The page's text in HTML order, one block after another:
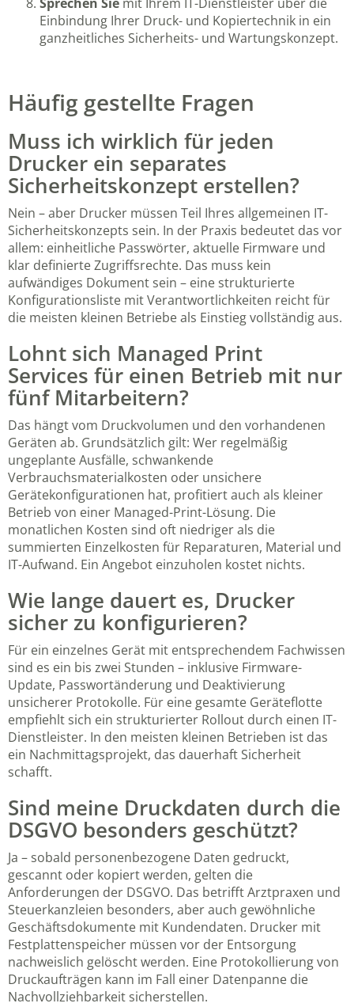
Einbindung Ihrer Druck- und Kopiertechnik in ein
ganzheitliches Sicherheits- und Wartungskonzept.
Häufig gestellte Fragen
Muss ich wirklich für jeden
Drucker ein separates
Sicherheitskonzept erstellen?
Nein – aber Drucker müssen Teil Ihres allgemeinen IT-
Sicherheitskonzepts sein. In der Praxis bedeutet das vor
allem: einheitliche Passwörter, aktuelle Firmware und
klar definierte Zugriffsrechte. Das muss kein
aufwändiges Dokument sein – eine strukturierte
Konfigurationsliste mit Verantwortlichkeiten reicht für
die meisten kleinen Betriebe als Einstieg vollständig aus.
Lohnt sich Managed Print
Services für einen Betrieb mit nur
fünf Mitarbeitern?
Das hängt vom Druckvolumen und den vorhandenen
Geräten ab. Grundsätzlich gilt: Wer regelmäßig
ungeplante Ausfälle, schwankende
Verbrauchsmaterialkosten oder unsichere
Gerätekonfigurationen hat, profitiert auch als kleiner
Betrieb von einer Managed-Print-Lösung. Die
monatlichen Kosten sind oft niedriger als die
summierten Einzelkosten für Reparaturen, Material und
IT-Aufwand. Ein Angebot einzuholen kostet nichts.
Wie lange dauert es, Drucker
sicher zu konfigurieren?
Für ein einzelnes Gerät mit entsprechendem Fachwissen
sind es ein bis zwei Stunden – inklusive Firmware-
Update, Passwortänderung und Deaktivierung
unsicherer Protokolle. Für eine gesamte Geräteflotte
empfiehlt sich ein strukturierter Rollout durch einen IT-
Dienstleister. In den meisten kleinen Betrieben ist das
ein Nachmittagsprojekt, das dauerhaft Sicherheit
schafft.
Sind meine Druckdaten durch die
DSGVO besonders geschützt?
Ja – sobald personenbezogene Daten gedruckt,
gescannt oder kopiert werden, gelten die
Anforderungen der DSGVO. Das betrifft Arztpraxen und
Steuerkanzleien besonders, aber auch gewöhnliche
Geschäftsdokumente mit Kundendaten. Drucker mit
Festplattenspeicher müssen vor der Entsorgung
nachweislich gelöscht werden. Eine Protokollierung von
Druckaufträgen kann im Fall einer Datenpanne die
Nachvollziehbarkeit sicherstellen.